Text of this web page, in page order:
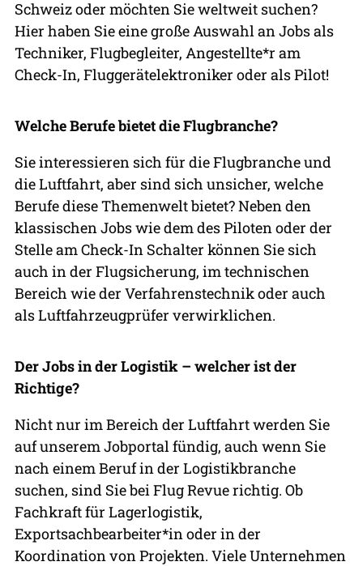
Schweiz oder möchten Sie weltweit suchen?
Hier haben Sie eine große Auswahl an Jobs als
Techniker, Flugbegleiter, Angestellte*r am
Check-In, Fluggerätelektroniker oder als Pilot!
Welche Berufe bietet die Flugbranche?
Sie interessieren sich für die Flugbranche und
die Luftfahrt, aber sind sich unsicher, welche
Berufe diese Themenwelt bietet? Neben den
klassischen Jobs wie dem des Piloten oder der
Stelle am Check-In Schalter können Sie sich
auch in der Flugsicherung, im technischen
Bereich wie der Verfahrenstechnik oder auch
als Luftfahrzeugprüfer verwirklichen.
Der Jobs in der Logistik – welcher ist der
Richtige?
Nicht nur im Bereich der Luftfahrt werden Sie
auf unserem Jobportal fündig, auch wenn Sie
nach einem Beruf in der Logistikbranche
suchen, sind Sie bei Flug Revue richtig. Ob
Fachkraft für Lagerlogistik,
Exportsachbearbeiter*in oder in der
Koordination von Projekten. Viele Unternehmen